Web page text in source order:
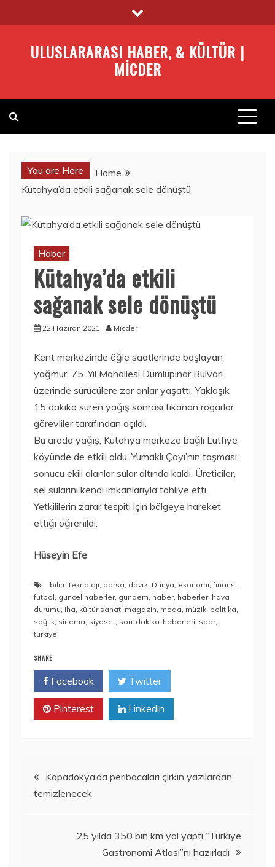
to
ULUSLARARASI HABER, & KÜLTÜR |
MICDER
You are Here
Home
Kütahya’da etkili sağanak sele dönüştü
Haber
Kütahya’da etkili
sağanak sele dönüştü
22 Haziran 2021 Micder
Kent merkezinde öğle saatlerinde başlayan
yağmur, 75. Yıl Mahallesi Dumlupınar Bulvarı
üzerinde sürücülere zor anlar yaşattı. Yaklaşık
15 dakika süren yağış sonrası tıkanan rögarlar
görevliler tarafından açıldı.
Bu arada yağış, Kütahya merkeze bağlı Lütfiye
köyünde de etkili oldu. Yumaklı Çayı’nın taşması
sonucu ekili alanlar sular altında kaldı. Üreticiler,
sel sularını kendi imkanlarıyla tahliye etti.
Yetkililerin zarar tespiti için bölgeye hareket
ettiği öğrenildi.
Hüseyin Efe
bilim teknoloji, borsa, döviz, Dünya, ekonomi,finans,
futbol, güncel haberler, gundem, haber, haberler, hava
durumu, iha, kültür sanat, magazin, moda, müzik, politika,
sağlık, sinema, siyaset, son-dakika-haberleri, spor,
turkiye
SHARE
Facebook Twitter
Pinterest Linkedin
Yazı
gezinmesi
Kapadokya’da peribacaları çirkin yazılardan
temizlenecek
25 yılda 350 bin km yol yaptı “Türkiye
Gastronomi Atlası”nı hazırladı